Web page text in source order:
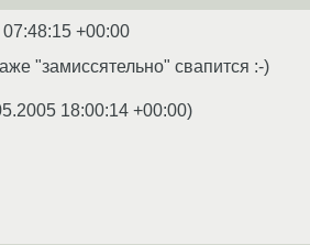
+00:00
"замиссятельно" свапится :-)
18:00:14 +00:00)